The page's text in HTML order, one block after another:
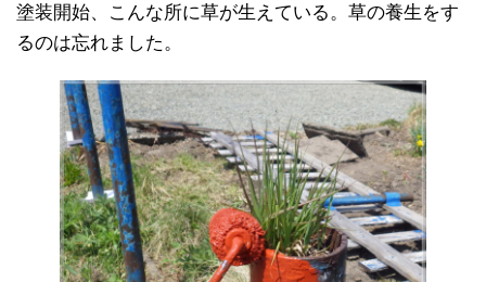
塗装開始、こんな所に草が生えている。草の養生をす
るのは忘れました。